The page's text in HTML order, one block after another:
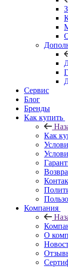
Сервис
Блог
Бренды
Как купить
Как
Компания
О